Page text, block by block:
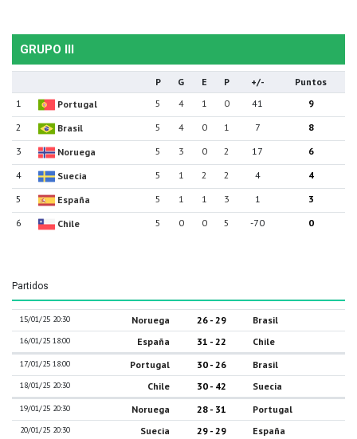
GRUPO III
P G E P +/-
Puntos
1
Portugal 5 4 1 0 41
9
2
Brasil 5 4 0 1 7
8
3
Noruega 5 3 0 2 17
6
4
Suecia 5 1 2 2 4
4
5
España 5 1 1 3 1
3
6
Chile 5 0 0 5 -70 0
Partidos
15/01/25 20:30 Noruega 26 - 29 Brasil
16/01/25 18:00 España 31 - 22 Chile
17/01/25 18:00 Portugal 30 - 26 Brasil
18/01/25 20:30 Chile 30 - 42 Suecia
19/01/25 20:30 Noruega 28 - 31 Portugal
20/01/25 20:30 Suecia 29 - 29 España